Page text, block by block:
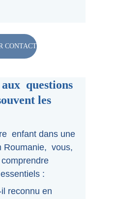
CONTACT
questions
les
enfant dans une
Roumanie,  vous,
:
reconnu en